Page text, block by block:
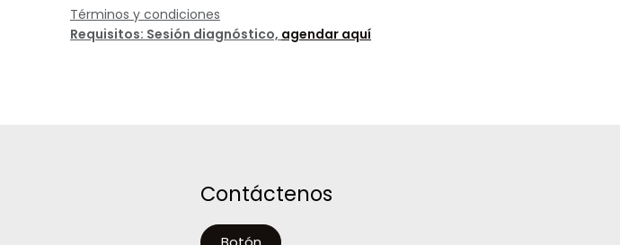
Términos y condiciones
Requisitos: Sesión diagnóstico, agendar aquí
Contáctenos